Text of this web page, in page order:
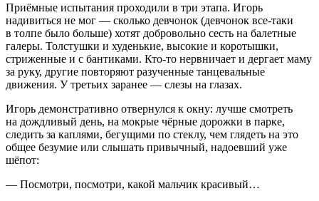
Приёмные испытания проходили в три этапа. Игорь
надивиться не мог — сколько девчонок (девчонок все-таки
в толпе было больше) хотят добровольно сесть на балетные
галеры. Толстушки и худенькие, высокие и коротышки,
стриженные и с бантиками. Кто-то нервничает и дергает маму
за руку, другие повторяют разученные танцевальные
движения. У третьих заранее — слезы на глазах.
Игорь демонстративно отвернулся к окну: лучше смотреть
на дождливый день, на мокрые чёрные дорожки в парке,
следить за каплями, бегущими по стеклу, чем глядеть на это
общее безумие или слышать привычный, надоевший уже
шёпот:
— Посмотри, посмотри, какой мальчик красивый…